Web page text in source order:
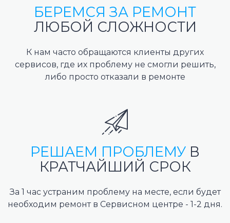
БЕРЕМСЯ ЗА РЕМОНТ
ЛЮБОЙ СЛОЖНОСТИ
К нам часто обращаются клиенты других
сервисов, где их проблему не смогли решить,
либо просто отказали в ремонте
РЕШАЕМ ПРОБЛЕМУ В
КРАТЧАЙШИЙ СРОК
За 1 час устраним проблему на месте, если будет
необходим ремонт в Сервисном центре - 1-2 дня.